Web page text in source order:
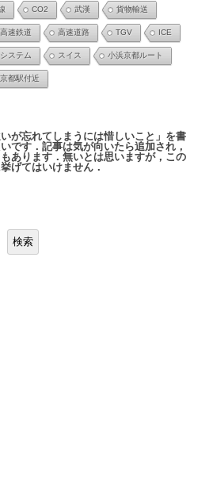
CO2 武漢 貨物輸送
高速鉄道 高速道路 TGV ICE
ステム スイス 小浜京都ルート
京都駅付近
が忘れてしまうには惜しいこと」を書
です．記事は気が向いたら追加され，
あります．無いとは思いますが，この
げてはいけません．
検索